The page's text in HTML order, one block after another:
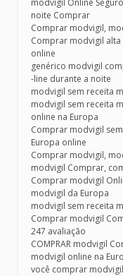
modvigil Online
noite Comprar
Comprar modvigil,
Comprar modvigil
online
genérico modvigil
-line durante a noite
modvigil sem receita
modvigil sem receita
online na Europa
Comprar modvigil
Europa online
Comprar modvigil,
modvigil Comprar,
Comprar modvigil
modvigil da Europa
modvigil sem receita
Comprar modvigil
247 avaliação
COMPRAR modvigil
modvigil online na
você comprar